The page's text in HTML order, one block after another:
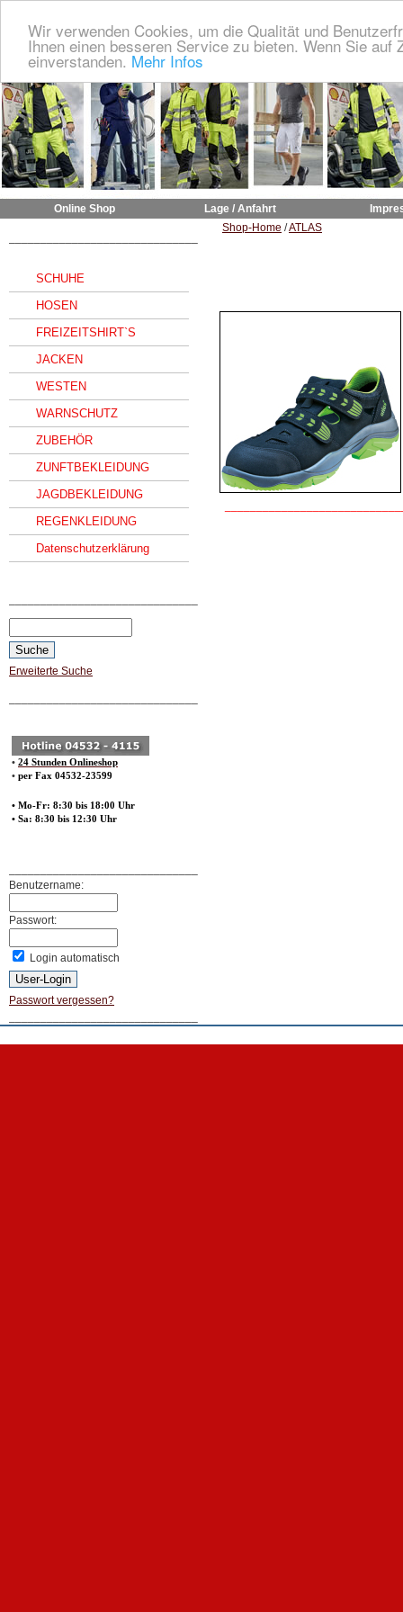
Wir verwenden Cookies, um die Qualität und
Ihnen einen besseren Service zu bieten. Wenn Sie
einverstanden. Mehr Infos
Online Shop Lage / Anfahrt
SCHUHE
HOSEN
FREIZEITSHIRT`S
JACKEN
WESTEN
WARNSCHUTZ
ZUBEHÖR
ZUNFTBEKLEIDUNG
JAGDBEKLEIDUNG
REGENKLEIDUNG
Datenschutzerklärung
Erweiterte Suche
• 24 Stunden Onlineshop
• per Fax 04532-23599
• Mo-Fr: 8:30 bis 18:00 Uhr
• Sa: 8:30 bis 12:30 Uhr
Benutzername:
Passwort:
Login automatisch
Passwort vergessen?
Shop-Home /ATLAS